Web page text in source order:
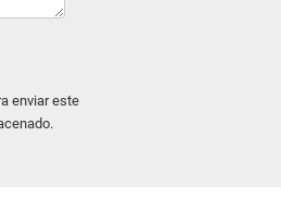
enviar este